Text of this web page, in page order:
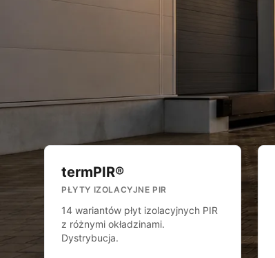
termPIR®
PŁYTY IZOLACYJNE PIR
14 wariantów płyt izolacyjnych PIR
z różnymi okładzinami.
Dystrybucja.